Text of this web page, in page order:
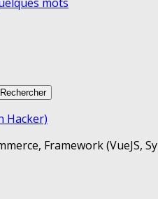
Hacker)
Framework (VueJS,